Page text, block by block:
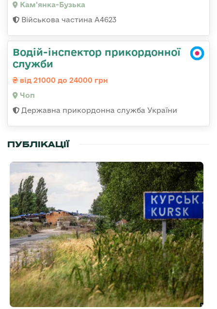
Кам'янка-Бузька
Військова частина А4623
Водій-інспектор прикордонної
служби
від 21000 до 24000 грн
Чоп
Державна прикордонна служба України
ПУБЛІКАЦІЇ